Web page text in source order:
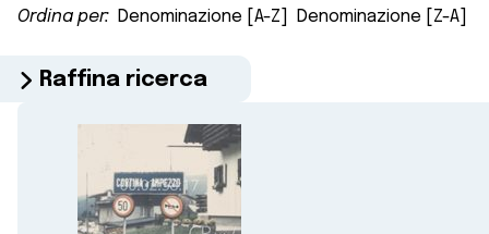
Ordina per: Denominazione [A-Z] Denominazione [Z-A]
Raffina ricerca